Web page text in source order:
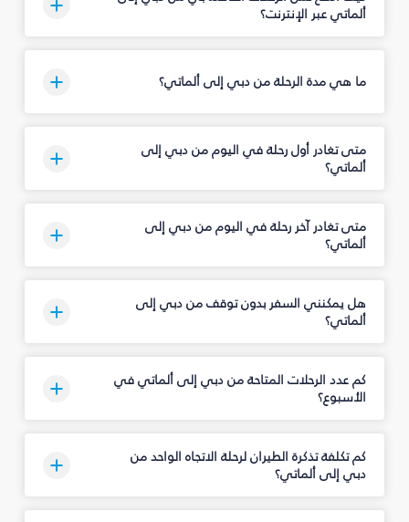
ألماتي عبر الإنترنت؟
ما هي مدة الرحلة من دبي إلى ألماتي؟
متى تغادر أول رحلة في اليوم من دبي إلى
ألماتي؟
متى تغادر آخر رحلة في اليوم من دبي إلى
ألماتي؟
هل يمكنني السفر بدون توقف من دبي إلى
ألماتي؟
كم عدد الرحلات المتاحة من دبي إلى ألماتي في
الأسبوع؟
كم تكلفة تذكرة الطيران لرحلة الاتجاه الواحد من
دبي إلى ألماتي؟